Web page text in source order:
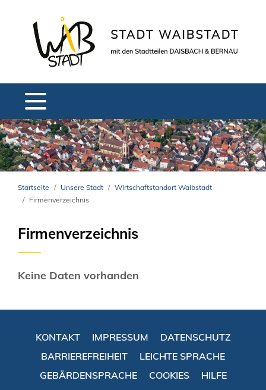
Startseite Unsere Stadt
Wirtschaftstandort Waibstadt
Firmenverzeichnis
Firmenverzeichnis
Keine Daten vorhanden
KONTAKT IMPRESSUM
DATENSCHUTZ
BARRIEREFREIHEIT
LEICHTE SPRACHE
GEBÄRDENSPRACHE
COOKIES HILFE